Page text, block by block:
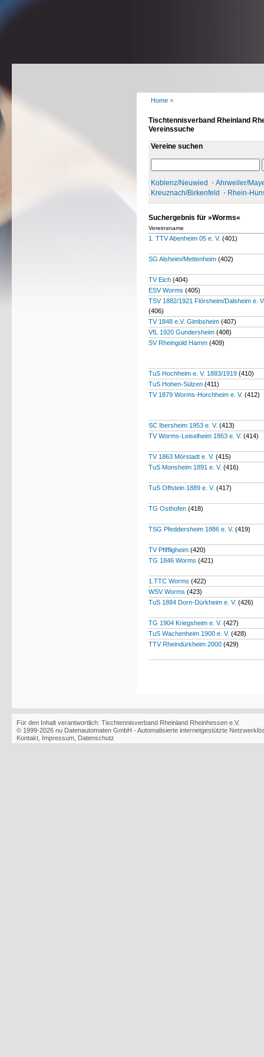
Home >
Tischtennisverband Rheinland
Vereinssuche
Vereine suchen
Koblenz/Neuwied
Ahrweiler/
Kreuznach/Birkenfeld
Rhein-
Suchergebnis für »Worms«
Vereinsname
1. TTV Abenheim 05 e. V. (401)
SG Alsheim/Mettenheim (402)
TV Eich (404)
ESV Worms (405)
TSV 1882/1921 Flörsheim/Dalsheim e.
(406)
TV 1848 e.V. Gimbsheim (407)
VfL 1920 Gundersheim (408)
SV Rheingold Hamm (409)
TuS Hochheim e. V. 1883/1919 (410)
TuS Hohen-Sülzen (411)
TV 1879 Worms-Horchheim e. V. (412)
SC Ibersheim 1953 e. V. (413)
TV Worms-Leiselheim 1863 e. V. (414)
TV 1863 Mörstadt e. V. (415)
TuS Monsheim 1891 e. V. (416)
TuS Offstein 1889 e. V. (417)
TG Osthofen (418)
TSG Pfeddersheim 1886 e. V. (419)
TV Pfiffligheim (420)
TG 1846 Worms (421)
1.TTC Worms (422)
WSV Worms (423)
TuS 1884 Dorn-Dürkheim e. V. (426)
TG 1904 Kriegsheim e. V. (427)
TuS Wachenheim 1900 e. V. (428)
TTV Rheindürkheim 2000 (429)
Für den Inhalt verantwortlich: Tischtennisverband Rheinland Rheinhessen e.V.
© 1999-2026 nu Datenautomaten GmbH - Automatisierte internetgestützte
Kontakt Impressum Datenschutz